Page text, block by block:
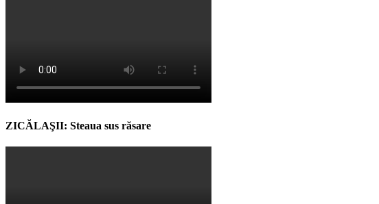
ZICĂLAŞII: Steaua sus răsare